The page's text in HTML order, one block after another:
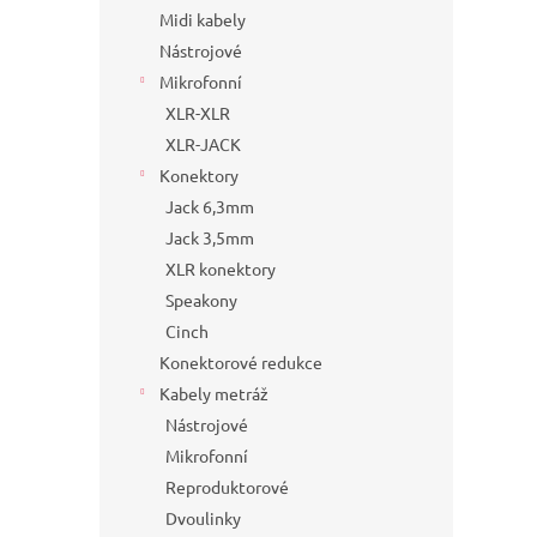
Midi kabely
Nástrojové
Mikrofonní
XLR-XLR
XLR-JACK
Konektory
Jack 6,3mm
Jack 3,5mm
XLR konektory
Speakony
Cinch
Konektorové redukce
Kabely metráž
Nástrojové
Mikrofonní
Reproduktorové
Dvoulinky